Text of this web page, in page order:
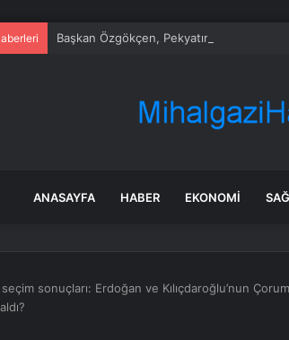
Başkan Özgökçen, Pekyatırmacı ve
ANASAYFA HABER EKONOMI
sonuçları: Erdoğan ve Kılıçdaroğlu’nun